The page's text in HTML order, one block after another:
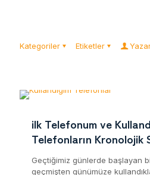
Kategoriler Etiketler
ilk Telefonum ve
Telefonların Kronolojik
Geçtiğimiz günlerde başlayan
geçmişten günümüze